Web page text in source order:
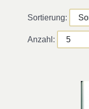
Sortierung:
Anzahl: